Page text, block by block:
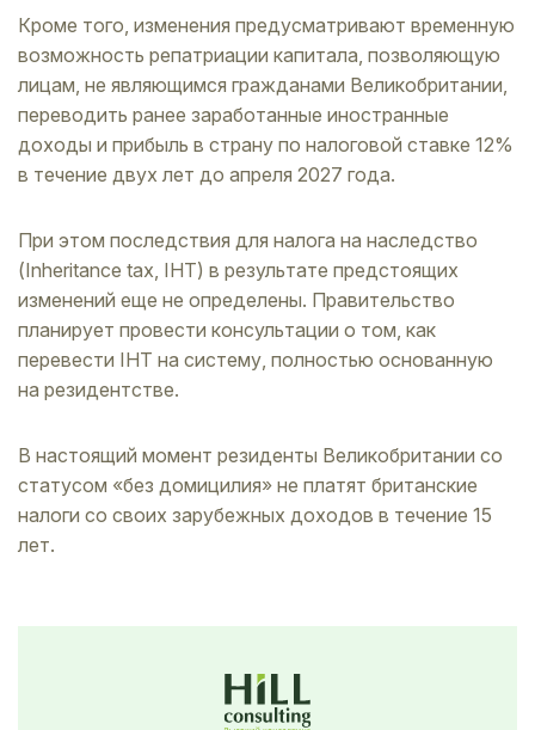
Кроме того, изменения предусматривают временную
возможность репатриации капитала, позволяющую
лицам, не являющимся гражданами Великобритании,
переводить ранее заработанные иностранные
доходы и прибыль в страну по налоговой ставке 12%
в течение двух лет до апреля 2027 года.
При этом последствия для налога на наследство
(Inheritance tax, IHT) в результате предстоящих
изменений еще не определены. Правительство
планирует провести консультации о том, как
перевести IHT на систему, полностью основанную
на резидентстве.
В настоящий момент резиденты Великобритании со
статусом «без домицилия» не платят британские
налоги со своих зарубежных доходов в течение 15
лет.